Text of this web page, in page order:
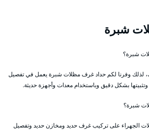
شبرة
شبرة؟
لذلك وفرنا لكم حداد غرف مظلات شبرة يعمل في تفصيل
بشكل دقيق وباستخدام معدات وأجهزة حديثة.
شبرة؟
الجهراء على تركيب غرف حديد ومخازن حديد وتفصيل